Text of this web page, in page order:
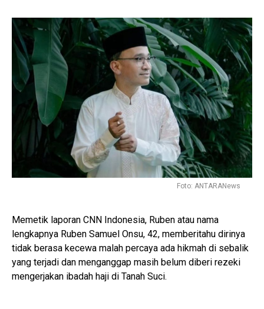
Foto: ANTARANews
Memetik laporan CNN Indonesia, Ruben atau nama
lengkapnya Ruben Samuel Onsu, 42, memberitahu dirinya
tidak berasa kecewa malah percaya ada hikmah di sebalik
yang terjadi dan menganggap masih belum diberi rezeki
mengerjakan ibadah haji di Tanah Suci.